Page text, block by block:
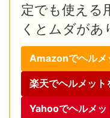
定でも使える
くとムダがあ
Amazonでヘルメ
楽天でヘルメット
Yahooでヘルメッ